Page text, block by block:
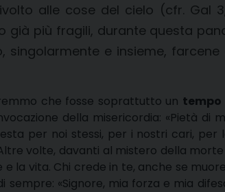
alle cose del cielo (cfr. Gal
già più fragili, durante questa
singolarmente e insieme,
che fosse soprattutto un tempo
della misericordia: «Pietà di
per noi stessi, per i nostri cari, per
Altre volte, davanti al mistero della
la vita. Chi crede in te, anche se
«Signore, mia forza e mia